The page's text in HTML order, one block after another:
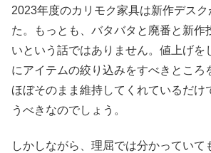
2023年度のカリモク家具は新作デス
た。もっとも、バタバタと廃番と新作
いという話ではありません。値上げを
にアイテムの絞り込みをすべきところ
ほぼそのまま維持してくれているだけ
うべきなのでしょう。
しかしながら、理屈では分かっていて